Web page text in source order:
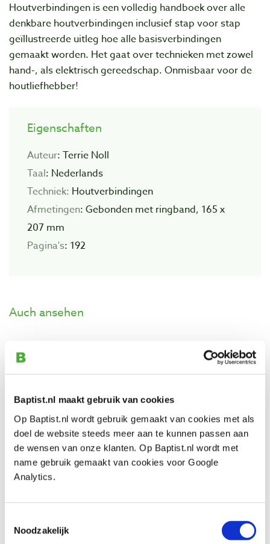
Baptist.nl maakt gebruik van cookies
Op Baptist.nl wordt gebruik gemaakt van cookies met als
doel de website steeds meer aan te kunnen passen aan
de wensen van onze klanten. Op Baptist.nl wordt met
name gebruik gemaakt van cookies voor Google
Analytics.
Noodzakelijk
Houtverbindingen is een volledig handboek over alle
denkbare houtverbindingen inclusief stap voor stap
geïllustreerde uitleg hoe alle basisverbindingen
gemaakt worden. Het gaat over technieken met zowel
hand-, als elektrisch gereedschap. Onmisbaar voor de
houtliefhebber!
Eigenschaften
Auteur: Terrie Noll
Taal: Nederlands
Techniek: Houtverbindingen
Afmetingen: Gebonden met ringband, 165 x
207 mm
Pagina's: 192
Auch ansehen
€ 260,00 inkl. MwSt
€ 214,88 ohne MwSt
Auf Lager
Vergleich
Produktnummer: 20911